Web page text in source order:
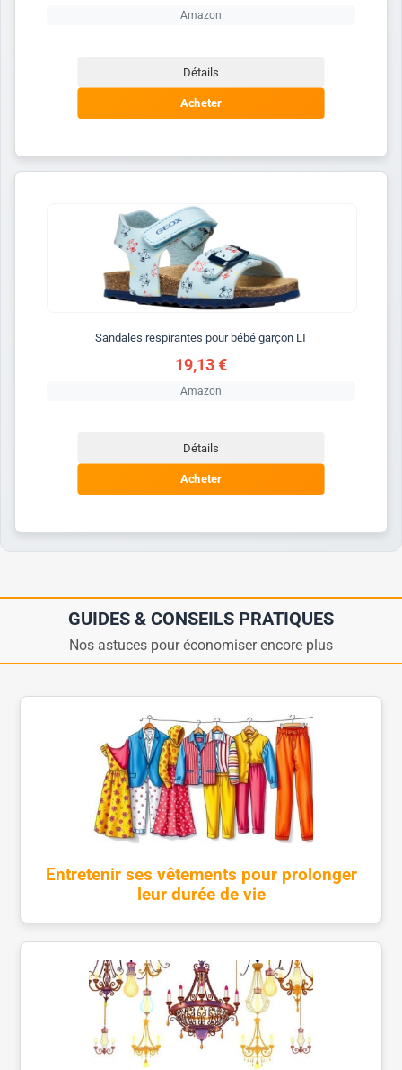
Amazon
Détails
Acheter
Sandales respirantes pour bébé garçon LT
19,13 €
Amazon
Détails
Acheter
GUIDES & CONSEILS PRATIQUES
Nos astuces pour économiser encore plus
Entretenir ses vêtements pour prolonger
leur durée de vie